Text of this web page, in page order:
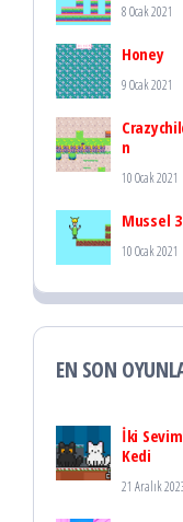
8 Ocak 2021
Honey
9 Ocak 2021
n
10 Ocak 2021
Mussel
10 Ocak 2021
EN SON
İki
Kedi
21 Aralık